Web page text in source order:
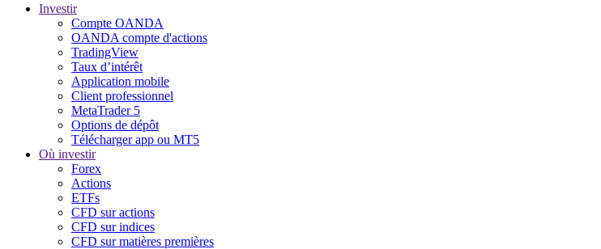
Investir
Compte OANDA
OANDA compte d'actions
TradingView
Taux d’intérêt
Application mobile
Client professionnel
MetaTrader 5
Options de dépôt
Télécharger app ou MT5
Où investir
Forex
Actions
ETFs
CFD sur actions
CFD sur indices
CFD sur matières premières